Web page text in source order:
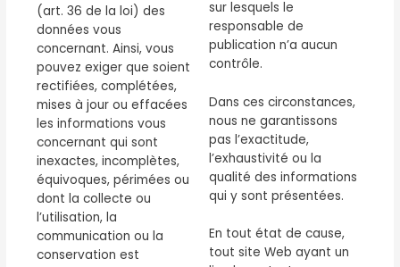
(art. 36 de la loi) des
données vous
concernant. Ainsi, vous
pouvez exiger que soient
rectifiées, complétées,
mises à jour ou effacées
les informations vous
concernant qui sont
inexactes, incomplètes,
équivoques, périmées ou
dont la collecte ou
l’utilisation, la
communication ou la
conservation est
sur lesquels le
responsable de
publication n’a aucun
contrôle.
Dans ces circonstances,
nous ne garantissons
pas l’exactitude,
l’exhaustivité ou la
qualité des informations
qui y sont présentées.
En tout état de cause,
tout site Web ayant un